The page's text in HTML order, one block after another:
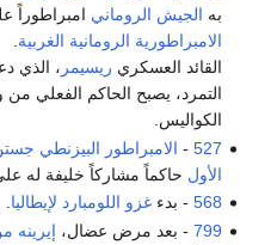
به الجيش الروماني امبراطوراً
الامبراطورية الرومانية الغربية.
القائد العسكري ريسيمر ، الذي
التمرد، يصبح الحاكم الفعلي من
الكواليس.
527
- الامبراطور البيزنطي
الأول حاكماً مشاركاً خليفة له
568 - بدءغزو اللومبارد لإيطاليا
799 - بعد مرض عضال، إيرينه